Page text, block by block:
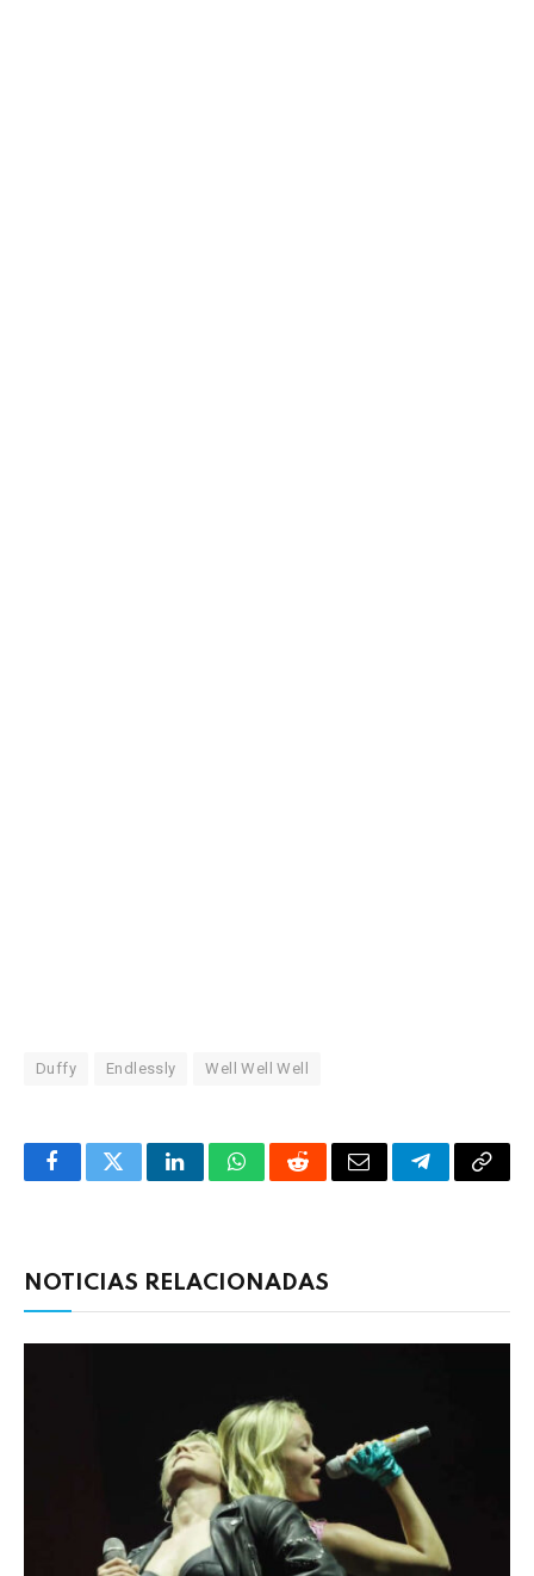
Duffy Endlessly Well Well Well
FacebookTwitterLinkedInWhatsAppRedditCorreoTelegrama
NOTICIAS RELACIONADAS